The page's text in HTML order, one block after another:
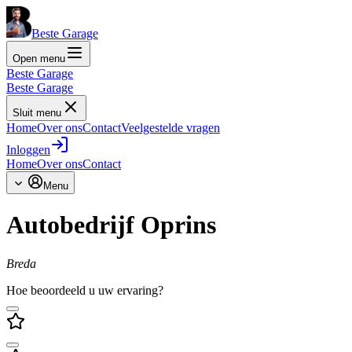
Beste Garage
Open menu
Beste Garage
Beste Garage
Sluit menu
HomeOver onsContactVeelgestelde vragen
Inloggen
HomeOver onsContact
Menu
Autobedrijf Oprins
Breda
Hoe beoordeeld u uw ervaring?